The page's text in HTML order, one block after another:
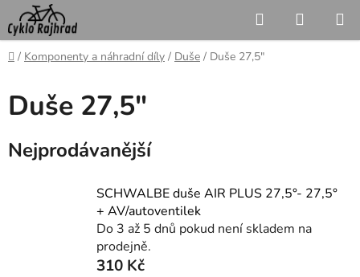
Přejít
na
obsah
Hledat
KOŠÍK
Domů
/ Komponenty a náhradní díly / Duše / Duše 27,5"
Duše 27,5"
Nejprodávanější
SCHWALBE duše AIR PLUS 27,5°- 27,5°
+ AV/autoventilek
Do 3 až 5 dnů pokud není skladem na
prodejně.
310 Kč